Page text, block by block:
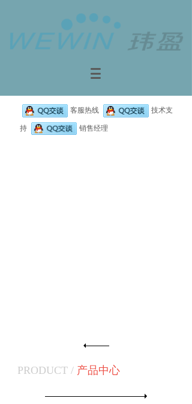
客服热线 技术支
持 销售经理
PRODUCT / 产品中心